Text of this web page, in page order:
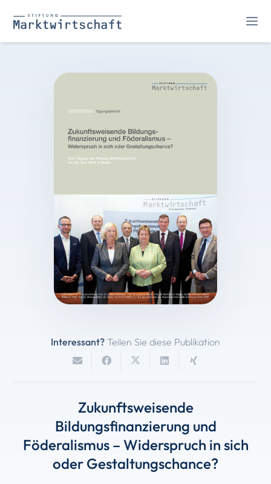
Interessant? Teilen Sie diese Publikation
Zukunftsweisende
Bildungsfinanzierung und
Föderalismus – Widerspruch in sich
oder Gestaltungschance?